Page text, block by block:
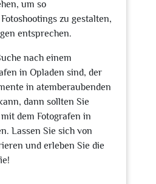
um so
zu gestalten,
entsprechen.
nach einem
in Opladen sind, der
in atemberaubenden
dann sollten Sie
dem Fotografen in
Lassen Sie sich von
und erleben Sie die